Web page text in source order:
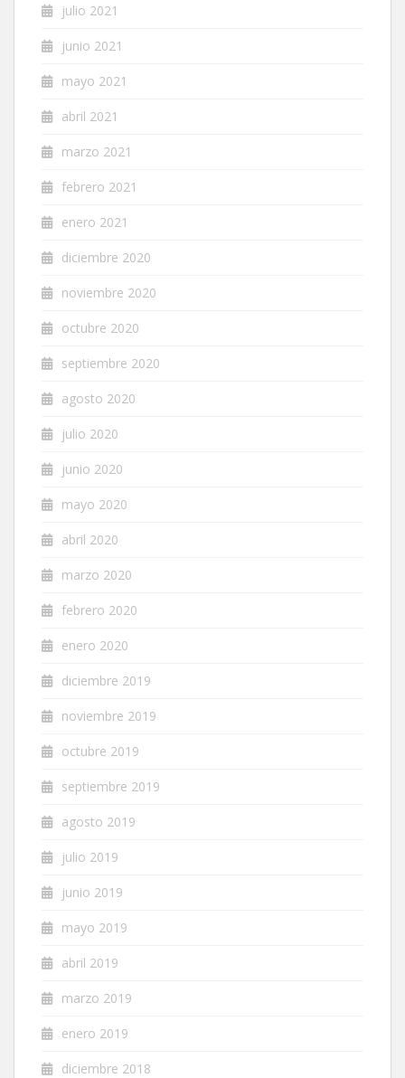
julio 2021
junio 2021
mayo 2021
abril 2021
marzo 2021
febrero 2021
enero 2021
diciembre 2020
noviembre 2020
octubre 2020
septiembre 2020
agosto 2020
julio 2020
junio 2020
mayo 2020
abril 2020
marzo 2020
febrero 2020
enero 2020
diciembre 2019
noviembre 2019
octubre 2019
septiembre 2019
agosto 2019
julio 2019
junio 2019
mayo 2019
abril 2019
marzo 2019
enero 2019
diciembre 2018